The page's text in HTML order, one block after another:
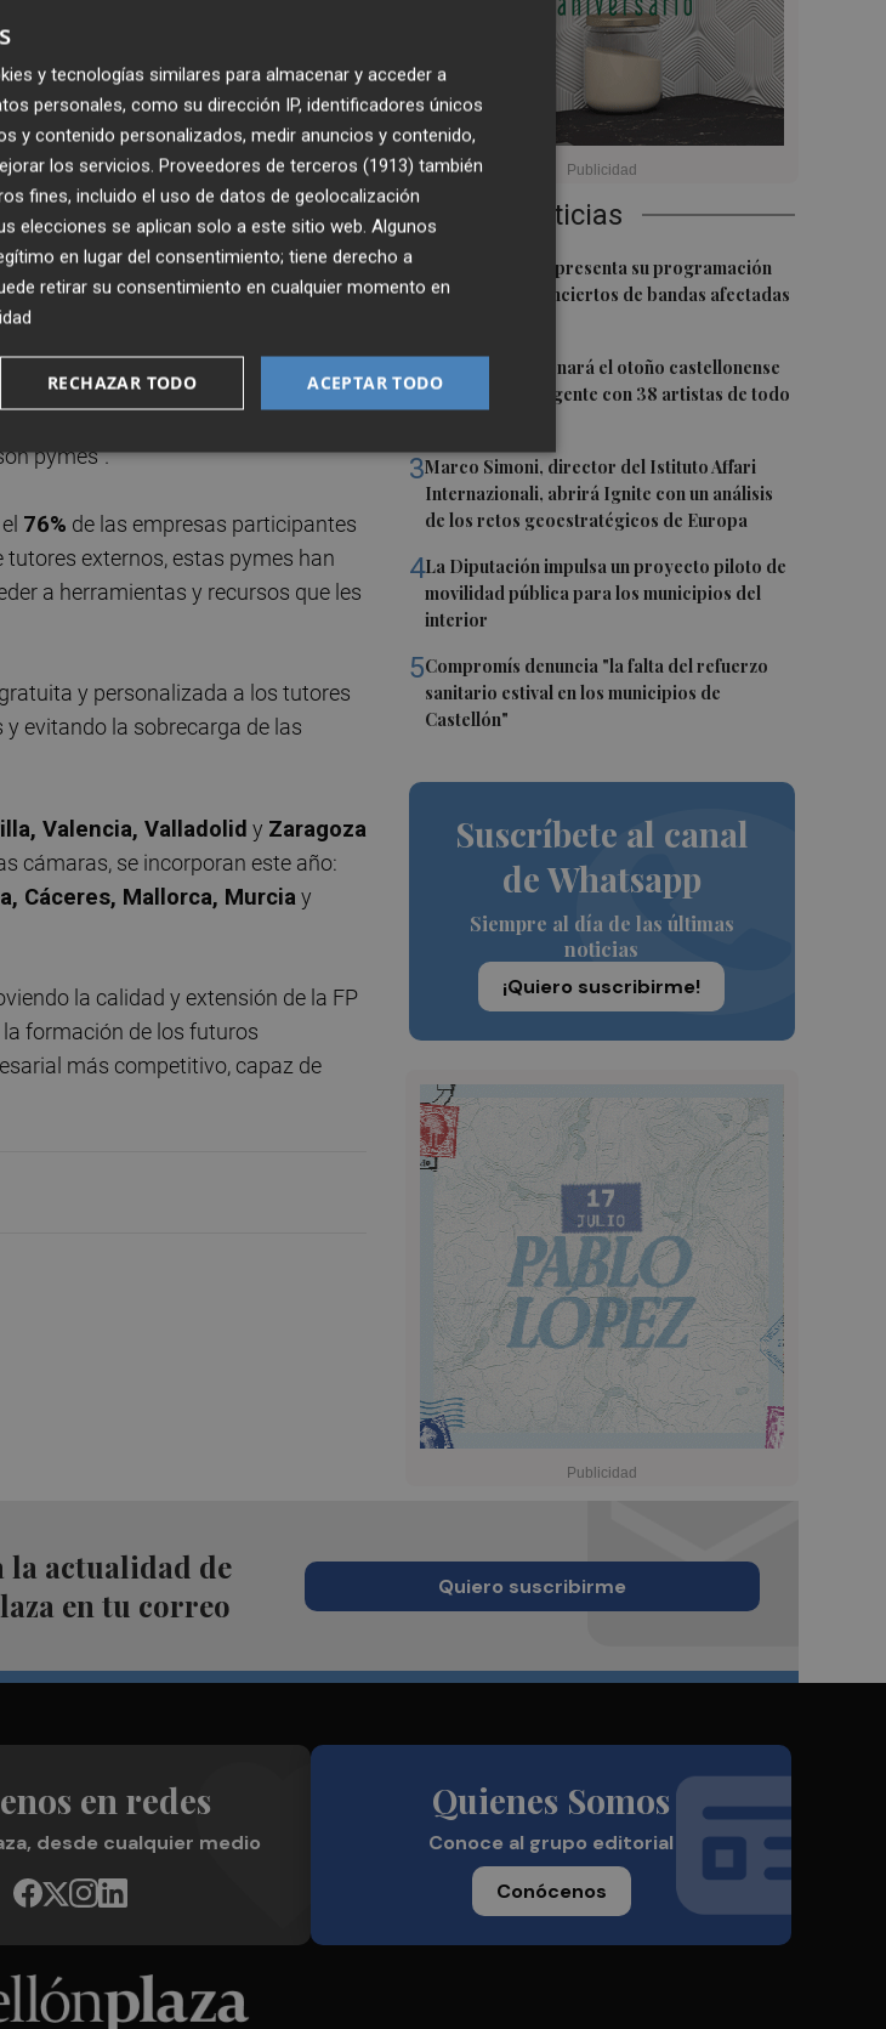
Últimas Noticias
1
La Fira Trovam presenta su programación
artística con conciertos de bandas afectadas
2 Pro Weekend llenará el otoño castellonense
de música emergente con 38 artistas de todo
3Marco Simoni, director del Istituto Affari
Internazionali, abrirá Ignite con un análisis
de los retos geoestratégicos de Europa
4La Diputación impulsa un proyecto piloto de
movilidad pública para los municipios del
interior
5Compromís denuncia "la falta del refuerzo
sanitario estival en los municipios de
Castellón"
Suscríbete al canal
de Whatsapp
Siempre al día de las últimas
noticias
¡Quiero suscribirme!
modelo de Formación
con experiencia que acompaña
selección y seguimiento de
gestiones administrativas. Este
su papel como agentes
del proceso o la
asumir un papel formativo
José Luis Bonet
, presidente de
modelo dual, especialmente en un
pymes”.
el 76% de las empresas participantes
externos, estas pymes han
a herramientas y recursos que les
y personalizada a los tutores
evitando la sobrecarga de las
Valencia, Valladolid y Zaragoza
cámaras, se incorporan este año:
Cáceres, Mallorca, Murcia y
la calidad y extensión de la FP
formación de los futuros
más competitivo, capaz de
la actualidad de
en tu correo
Quiero suscribirme
en redes
desde cualquier medio
Quienes Somos
Conoce al grupo editorial
Conócenos
y tecnologías similares para almacenar y acceder a
personales, como su dirección IP, identificadores únicos
y contenido personalizados, medir anuncios y contenido,
los servicios. Proveedores de terceros (1913) también
fines, incluido el uso de datos de geolocalización
elecciones se aplican solo a este sitio web. Algunos
en lugar del consentimiento; tiene derecho a
retirar su consentimiento en cualquier momento en
ACEPTAR TODO
RECHAZAR TODO